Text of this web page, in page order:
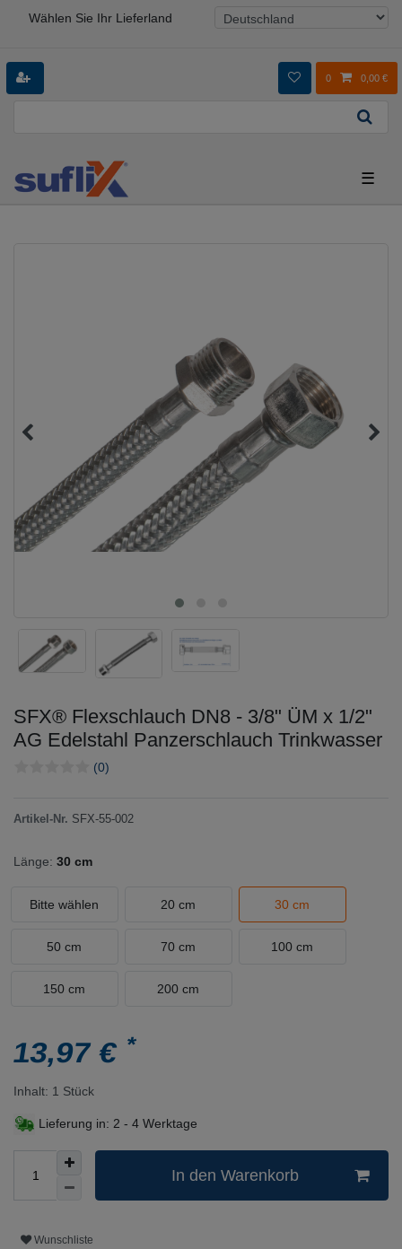
Wählen Sie Ihr Lieferland
0 0,00 €
☰
SFX® Flexschlauch DN8 - 3/8" ÜM x 1/2"
AG Edelstahl Panzerschlauch Trinkwasser
(0)
Artikel-Nr. SFX-55-002
Länge: 30 cm
Bitte wählen 20 cm 30 cm
50 cm 70 cm 100 cm
150 cm 200 cm
13,97 €*
Inhalt: 1 Stück
Lieferung in: 2 - 4 Werktage
In den Warenkorb
Wunschliste